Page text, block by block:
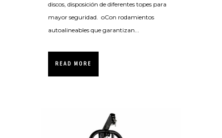
discos, disposición de diferentes topes para
mayor seguridad. oCon rodamientos
autoalineables que garantizan...
READ MORE